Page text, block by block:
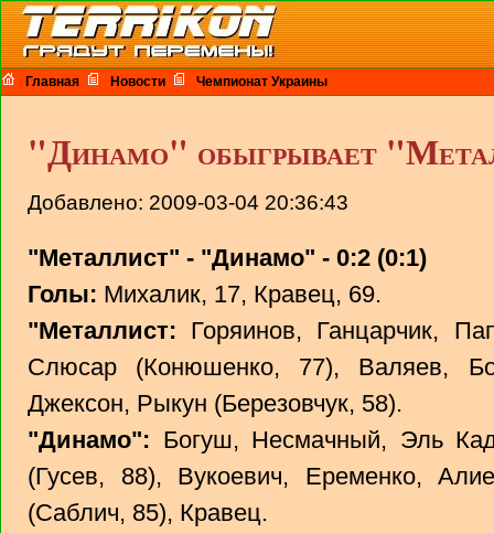
Главная Новости Чемпионат Украины
"Динамо" обыгрывает
Добавлено: 2009-03-04 20:36:43
"Металлист" - "Динамо" - 0:2 (0:1)
Голы: Михалик, 17, Кравец, 69.
"Металлист: Горяинов, Ганцарчик,
Слюсар (Конюшенко, 77), Валяев,
Джексон, Рыкун (Березовчук, 58).
"Динамо": Богуш, Несмачный, Эль
(Гусев, 88), Вукоевич, Еременко,
(Саблич, 85), Кравец.